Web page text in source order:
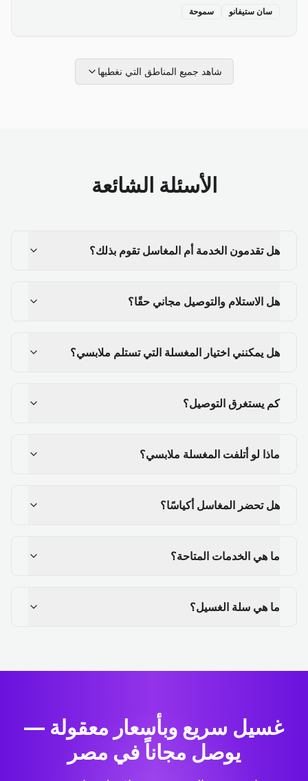
سان ستيفانو سموحة
شاهد جميع المناطق التي نغطيها
الأسئلة الشائعة
هل تقدمون الخدمة أم المغاسل تقوم بذلك؟
هل الاستلام والتوصيل مجاني حقًا؟
هل يمكنني اختيار المغسلة التي تستلم ملابسي؟
كم يستغرق التوصيل؟
ماذا لو أتلفت المغسلة ملابسي؟
هل تحضر المغاسل أكياسًا؟
ما هي الخدمات المتاحة؟
ما هي سلة الغسيل؟
غسيل سريع وبأسعار معقولة —
يوصل مجاناً في مصر